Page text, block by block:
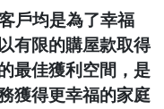
戶均是為了幸福
有限的購屋款取得
最佳獲利空間，是
獲得更幸福的家庭